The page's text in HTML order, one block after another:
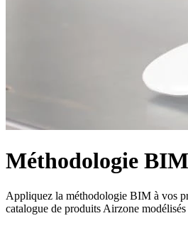
Méthodologie BIM
Appliquez la méthodologie BIM à vos
catalogue de produits Airzone